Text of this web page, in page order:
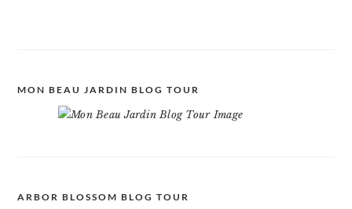
MON BEAU JARDIN BLOG TOUR
ARBOR BLOSSOM BLOG TOUR